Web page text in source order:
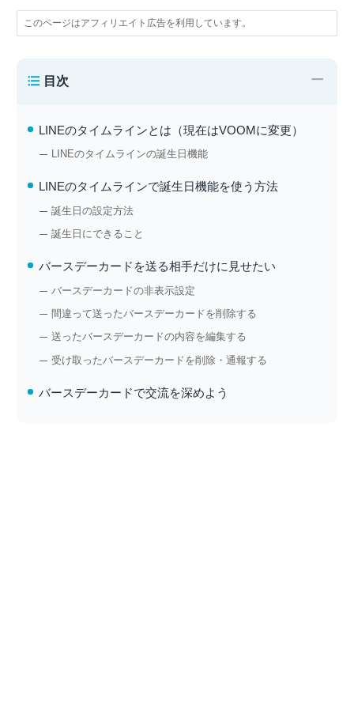
このページはアフィリエイト広告を利用しています。
目次 −
LINEのタイムラインとは（現在はVOOMに変更）
LINEのタイムラインの誕生日機能
LINEのタイムラインで誕生日機能を使う方法
誕生日の設定方法
誕生日にできること
バースデーカードを送る相手だけに見せたい
バースデーカードの非表示設定
間違って送ったバースデーカードを削除する
送ったバースデーカードの内容を編集する
受け取ったバースデーカードを削除・通報する
バースデーカードで交流を深めよう